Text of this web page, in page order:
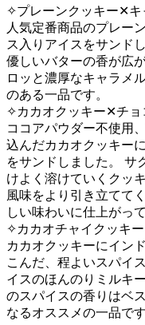
‎✧︎プレーンクッキー✕キ
人気定番商品のプレー
ス入りアイスをサンド
優しいバターの香が広
ロッと濃厚なキャラメ
のある一品です。
‎✧︎カカオクッキー✕チョ
ココアパウダー不使用
込んだカカオクッキー
をサンドしました。 サ
けよく溶けていくクッ
風味をより引き立てて
しい味わいに仕上がっ
✧︎カカオチャイクッキ
カカオクッキーにイン
こんだ、程よいスパイ
イスのほんのりミルキ
のスパイスの香りはベ
なるオススメの一品です